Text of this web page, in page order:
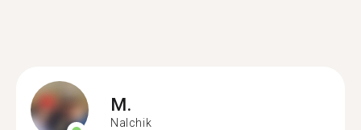
M.
Nalchik